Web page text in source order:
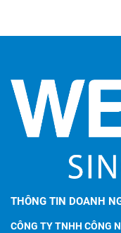
THÔNG TIN DOANH
CÔNG TY TNHH CÔNG